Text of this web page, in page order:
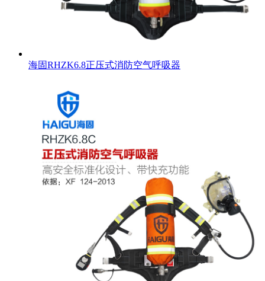
海固RHZK6.8正压式消防空气呼吸器